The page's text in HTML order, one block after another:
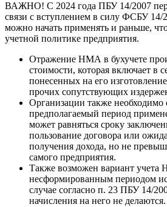
ВАЖНО! С 2024 года ПБУ 14/2007
связи с вступлением в силу ФСБУ 14/
можно начать применять и раньше,
учетной политике предприятия.
Отражение НМА в бухучете
стоимости, которая включает в
понесенных на его
прочих сопутствующих
Организации также необходимо
предполагаемый период
может равняться сроку
пользование договора или
получения дохода, но не
самого предприятия.
Также возможен вариант
несформированным периодом
случае согласно п. 23 ПБУ 14/
начисления на него не делаются.